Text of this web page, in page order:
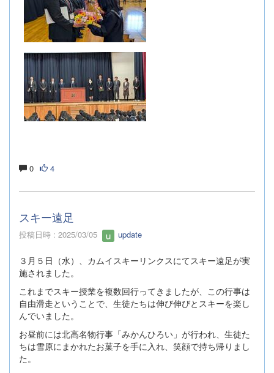
0 4
スキー遠足
投稿日時 : 2025/03/05 update
３月５日（水）、カムイスキーリンクスにてスキー遠足が実
施されました。
これまでスキー授業を複数回行ってきましたが、この行事は
自由滑走ということで、生徒たちは伸び伸びとスキーを楽し
んでいました。
お昼前には北高名物行事「みかんひろい」が行われ、生徒た
ちは雪原にまかれたお菓子を手に入れ、笑顔で持ち帰りまし
た。